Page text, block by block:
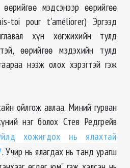
мэдсэнээр өөрийгөө
toi pour t'améliorer) Эргээд
хүн хөгжихийн тулд
өөрийгөө мэдэхийн тулд
нээж олох хэрэгтэй гэж
ойлгож авлаа. Миний гурван
нэг болох Стев Редгрейв
хожигдох нь ялахтай
. Учир нь ялагдах нь танд урагш